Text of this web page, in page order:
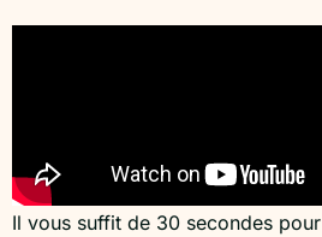
Il vous suffit de 30 secondes pour